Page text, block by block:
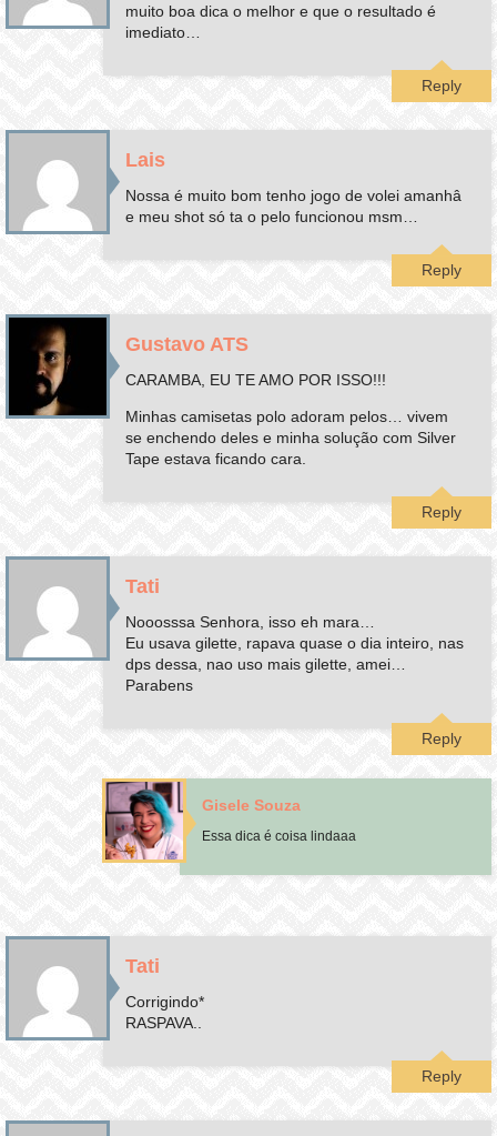
muito boa dica o melhor e que o resultado é
imediato…
Reply
Lais
Nossa é muito bom tenho jogo de volei amanhâ
e meu shot só ta o pelo funcionou msm…
Reply
Gustavo ATS
CARAMBA, EU TE AMO POR ISSO!!!
Minhas camisetas polo adoram pelos… vivem
se enchendo deles e minha solução com Silver
Tape estava ficando cara.
Reply
Tati
Nooosssa Senhora, isso eh mara…
Eu usava gilette, rapava quase o dia inteiro, nas
dps dessa, nao uso mais gilette, amei…
Parabens
Reply
Gisele Souza
Essa dica é coisa lindaaa
Tati
Corrigindo*
RASPAVA..
Reply